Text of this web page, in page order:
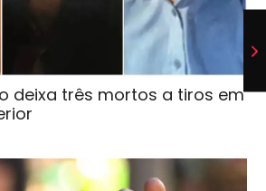
deixa três mortos a tiros em